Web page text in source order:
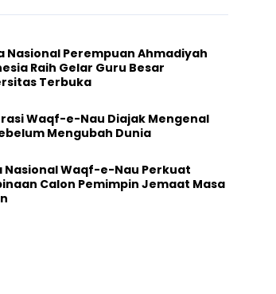
Nasional Perempuan Ahmadiyah
Raih Gelar Guru Besar
Terbuka
Waqf-e-Nau Diajak Mengenal
Mengubah Dunia
Nasional Waqf-e-Nau Perkuat
Calon Pemimpin Jemaat Masa